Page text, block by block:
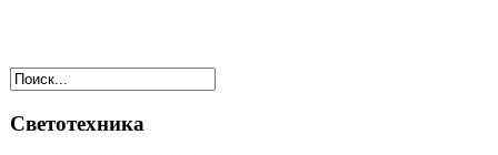
Светотехника